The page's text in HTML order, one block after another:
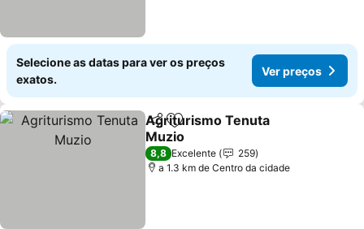
Selecione as datas para ver os preços
exatos.
Ver preços
PartilharAdicionar aos favoritos
Agriturismo Tenuta
Muzio
Ver preços
8,8 Excelente
259
a 1.3 km de Centro da cidade